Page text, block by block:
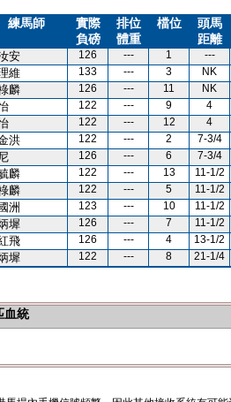
練馬師
實際
負磅
排位
體重
檔位
頭馬
距離
安 126 --- 1 ---
維 133 --- 3 NK
麟 126 --- 11 NK
122 --- 9 4
122 --- 12 4
洪 122 --- 2 7-3/4
126 --- 6 7-3/4
麟 122 --- 13 11-1/2
麟 122 --- 5 11-1/2
洲 123 --- 10 11-1/2
墀 126 --- 7 11-1/2
飛 126 --- 4 13-1/2
墀 122 --- 8 21-1/4
血統